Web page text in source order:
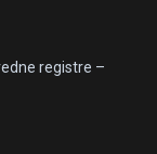
registre –